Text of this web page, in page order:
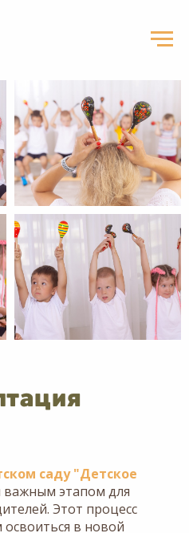
саду "Детское
важным этапом для
Этот процесс
в новой